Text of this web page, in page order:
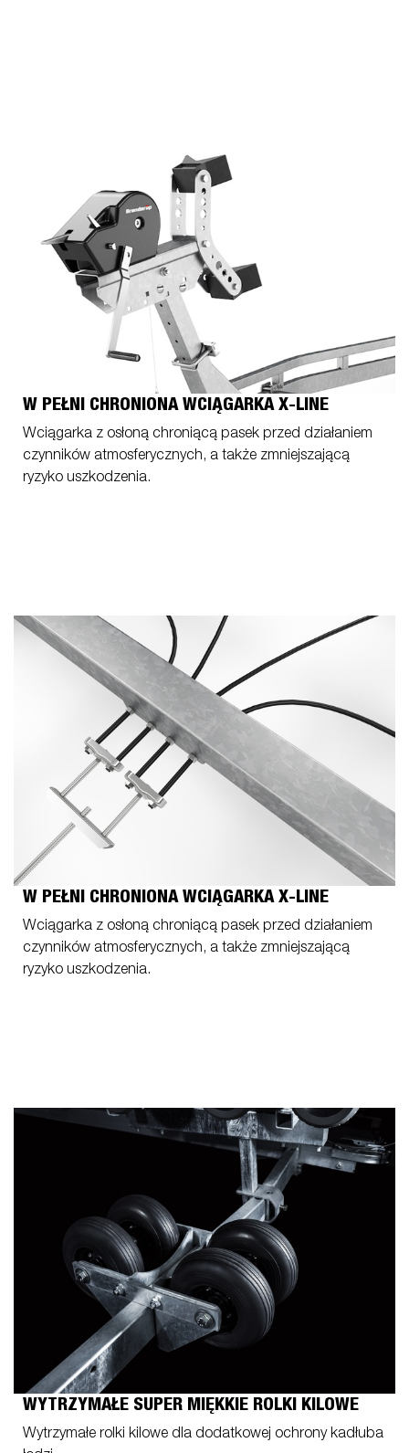
W PEŁNI CHRONIONA WCIĄGARKA X-LINE
Wciągarka z osłoną chroniącą pasek przed działaniem
czynników atmosferycznych, a także zmniejszającą
ryzyko uszkodzenia.
W PEŁNI CHRONIONA WCIĄGARKA X-LINE
Wciągarka z osłoną chroniącą pasek przed działaniem
czynników atmosferycznych, a także zmniejszającą
ryzyko uszkodzenia.
WYTRZYMAŁE SUPER MIĘKKIE ROLKI KILOWE
Wytrzymałe rolki kilowe dla dodatkowej ochrony kadłuba